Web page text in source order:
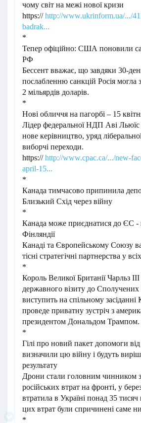
чому світ на межі нової кризи
https://http://www.ukrinform.ua/.../
badrak...
*
Тепер офіційно: США поновили
РФ
Бессент вважає, що завдяки 30-
послабленню санкцій Росія могла
2 мільярдів доларів.
*
Нові обличчя на пагорбі – 15
Лідер федеральної НДП Аві
нове керівництво, уряд
виборчі переходи.
https://http://www.cpac.ca/.../new-
april-15...
*
Канада тимчасово припинила
Близький Схід через війну
*
Канада може приєднатися до ЄС -
Фінляндії
Канаді та Європейському Союзу
тісні стратегічні партнерства у
*
Король Великої Британії Чарльз
державного візиту до Сполучених
виступить на спільному засіданні
проведе приватну зустріч з
президентом Дональдом Трампом.
*
Гілі про новий пакет допомоги
визначили цю війну і будуть
результату
Дрони стали головним чинником
російських втрат на фронті, у
втратила в Україні понад 35 тисяч
цих втрат були спричинені саме
*